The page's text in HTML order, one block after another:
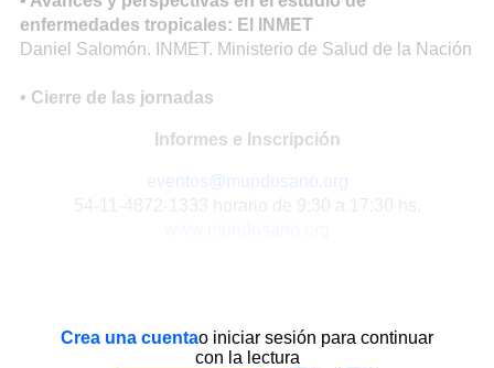
enfermedades tropicales: El INMET
Daniel Salomón. INMET. Ministerio de Salud de la Nación
• Cierre de las jornadas
Informes e Inscripción
eventos@mundosano.org
Crea una cuentao iniciar sesión para continuar
con la lectura